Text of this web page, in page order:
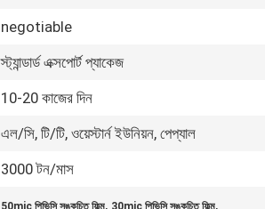
negotiable
স্ট্যান্ডার্ড এক্সপোর্ট প্যাকেজ
10-20 কাজের দিন
এল/সি, টি/টি, ওয়েস্টার্ন ইউনিয়ন, পেপ্যাল
3000 টন/মাস
, ,